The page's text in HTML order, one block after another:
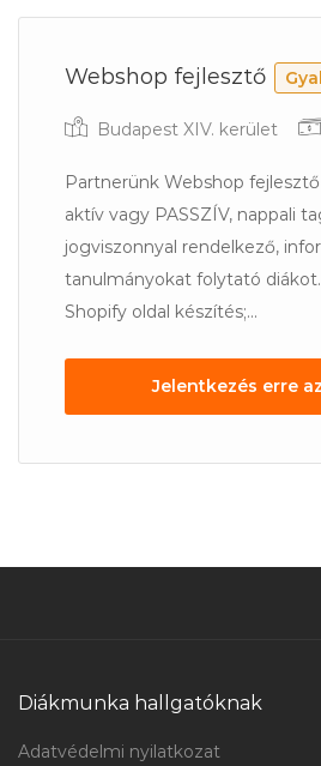
Webshop fejlesztő
Budapest XIV. kerület
Partnerünk Webshop
aktív vagy PASSZÍV, nappali
jogviszonnyal rendelkező,
tanulmányokat folytató
Shopify oldal készítés;...
Jelentkezés erre
Diákmunka hallgatóknak
Adatvédelmi nyilatkozat